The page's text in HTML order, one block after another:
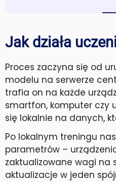
Jak działa
Proces zaczyna się od
modelu na serwerze
trafia on na każde
smartfon, komputer czy
się lokalnie na danych,
Po lokalnym treningu
parametrów –
zaktualizowane wagi na
aktualizacje w jeden